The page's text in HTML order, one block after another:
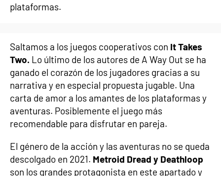
plataformas.
Saltamos a los juegos cooperativos con It Takes
Two. Lo último de los autores de A Way Out se ha
ganado el corazón de los jugadores gracias a su
narrativa y en especial propuesta jugable. Una
carta de amor a los amantes de los plataformas y
aventuras. Posiblemente el juego más
recomendable para disfrutar en pareja.
El género de la acción y las aventuras no se queda
descolgado en 2021. Metroid Dread y Deathloop
son los grandes protagonista en este apartado y